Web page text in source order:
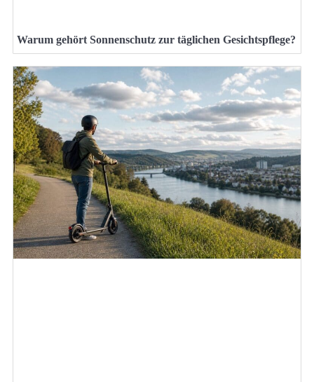
Warum gehört Sonnenschutz zur täglichen Gesichtspflege?